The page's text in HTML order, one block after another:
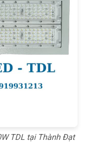
TDL tại Thành Đạt